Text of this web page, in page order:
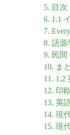
5. 目次
6. 1.1
7.
8. 語源
9. 民間
10. ま
11. 1.2
12. 印
13. 英
14. 現
15. 現